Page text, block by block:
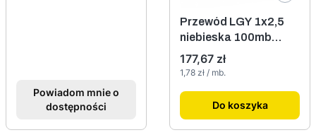
Powiadom mnie o
dostępności
Przewód LGY 1x2,5
niebieska 100mb
ELPAR
Cena
177,67 zł
Cena jednostkowa
1,78 zł / mb.
Do koszyka